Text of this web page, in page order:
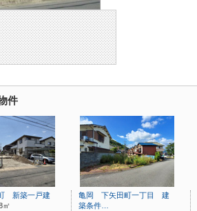
件
新築一戸建
㎡
亀岡 下矢田町一丁目 建
築条件…